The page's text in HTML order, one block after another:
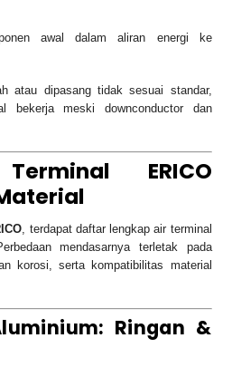
awal dalam aliran energi ke
atau dipasang tidak sesuai standar,
bekerja meski downconductor dan
ERICO
, terdapat daftar lengkap air terminal
mendasarnya terletak pada
korosi, serta kompatibilitas material
Ringan &